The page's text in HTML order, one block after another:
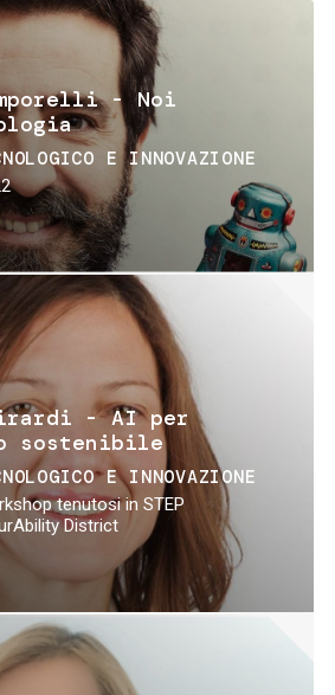
- Noi
E INNOVAZIONE
- AI per
sostenibile
E INNOVAZIONE
tenutosi in STEP
District